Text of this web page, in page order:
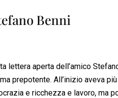
Benni
lettera aperta dell’amico
prepotente. All’inizio aveva
e ricchezza e lavoro, ma